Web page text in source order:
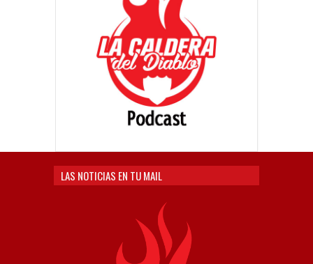
LAS NOTICIAS EN TU MAIL